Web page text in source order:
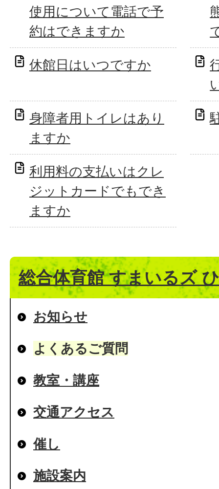
使用について電話で予
約はできますか
休館日はいつですか
身障者用トイレはあり
ますか
利用料の支払いはクレ
ジットカードでもでき
ますか
総合体育館 すまいるズ
お知らせ
よくあるご質問
教室・講座
交通アクセス
催し
施設案内